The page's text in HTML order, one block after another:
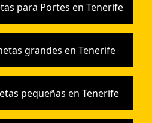
para Portes en Tenerife
grandes en Tenerife
pequeñas en Tenerife